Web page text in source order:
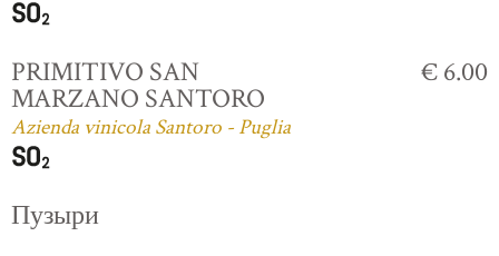
PRIMITIVO SAN
MARZANO SANTORO
Azienda vinicola Santoro - Puglia
€ 6.00
Пузыри